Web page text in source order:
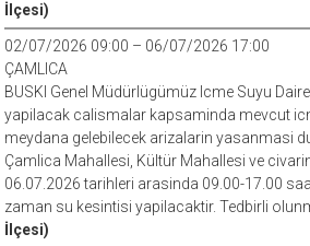
İlçesi)
02/07/2026 09:00 – 06/07/2026 17:00
ÇAMLICA
BUSKI Genel Müdürlügümüz Icme Suyu
yapilacak calismalar kapsaminda mevcut
meydana gelebilecek arizalarin yasanmasi
Çamlica Mahallesi, Kültür Mahallesi ve
06.07.2026 tarihleri arasinda 09.00-17.00
zaman su kesintisi yapilacaktir. Tedbirli
İlçesi)